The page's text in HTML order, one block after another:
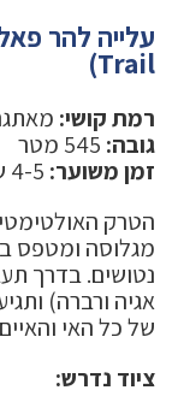
Trail)
רמת קושי:
גובה:
זמן משוער:
הטרק
מגלוסה ומטפס
נטושים. בדרך
אגיה ורברה)
של כל האי
ציוד נדרש: